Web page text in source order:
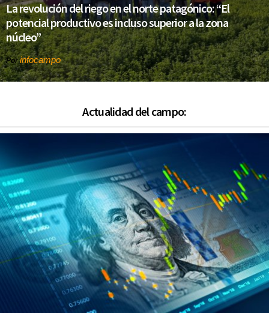
La revolución del riego en el norte patagónico: “El
potencial productivo es incluso superior a la zona
núcleo”
Porinfocampo
Actualidad del campo: